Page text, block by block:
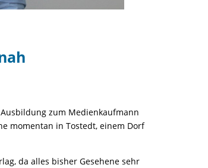
zum Medienkaufmann
momentan in Tostedt, einem Dorf
da alles bisher Gesehene sehr